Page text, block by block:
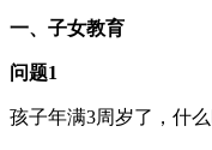
一、子女教育
问题1
孩子年满3周岁了，什